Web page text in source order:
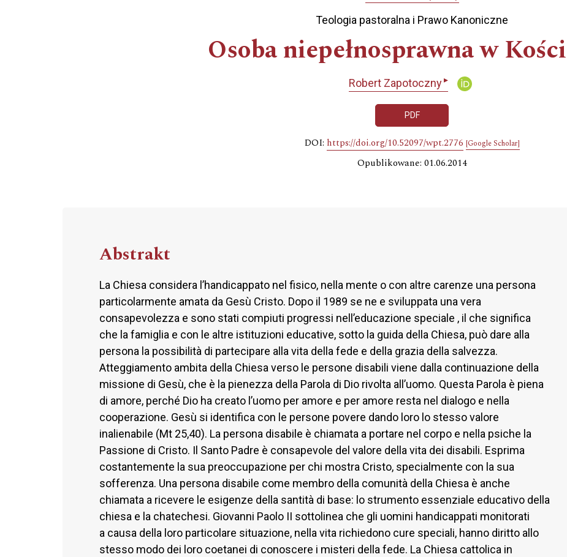
Teologia pastoralna i Prawo Kanoniczne
Osoba niepełnosprawna w
Robert Zapotoczny▸
PDF
DOI: https://doi.org/10.52097/wpt.2776 [Google Scholar]
Opublikowane: 01.06.2014
Abstrakt
La Chiesa considera l’handicappato nel fisico, nella mente o con altre carenze una persona
particolarmente amata da Gesù Cristo. Dopo il 1989 se ne e sviluppata una vera
consapevolezza e sono stati compiuti progressi nell’educazione speciale , il che significa
che la famiglia e con le altre istituzioni educative, sotto la guida della Chiesa, può dare alla
persona la possibilità di partecipare alla vita della fede e della grazia della salvezza.
Atteggiamento ambita della Chiesa verso le persone disabili viene dalla continuazione della
missione di Gesù, che è la pienezza della Parola di Dio rivolta all’uomo. Questa Parola è piena
di amore, perché Dio ha creato l’uomo per amore e per amore resta nel dialogo e nella
cooperazione. Gesù si identifica con le persone povere dando loro lo stesso valore
inalienabile (Mt 25,40). La persona disabile è chiamata a portare nel corpo e nella psiche la
Passione di Cristo. Il Santo Padre è consapevole del valore della vita dei disabili. Esprima
costantemente la sua preoccupazione per chi mostra Cristo, specialmente con la sua
sofferenza. Una persona disabile come membro della comunità della Chiesa è anche
chiamata a ricevere le esigenze della santità di base: lo strumento essenziale educativo della
chiesa e la chatechesi. Giovanni Paolo II sottolinea che gli uomini handicappati monitorati
a causa della loro particolare situazione, nella vita richiedono cure speciali, hanno diritto allo
stesso modo dei loro coetanei di conoscere i misteri della fede. La Chiesa cattolica in